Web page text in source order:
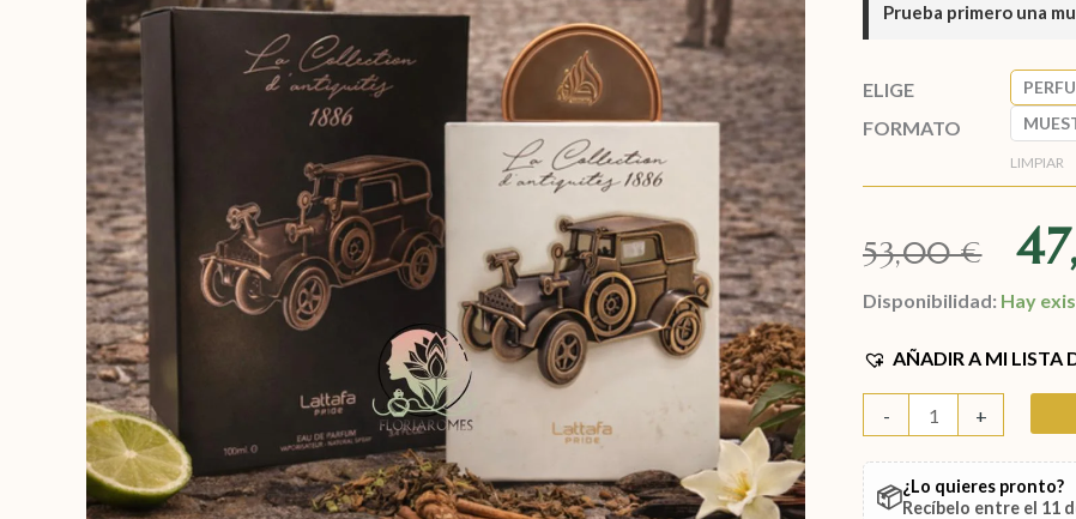
Prueba primero una
ELIGE
FORMATO
LIMPIAR
53,00€
Disponibilidad: Hay
AÑADIR A MI LISTA
- +
📦¿Lo quieres pronto?
Recíbelo entre el 11